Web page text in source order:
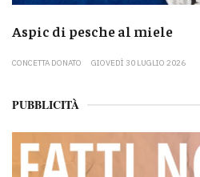
Aspic di pesche al miele
CONCETTA DONATO GIOVEDÌ 30 LUGLIO 2026
PUBBLICITÀ